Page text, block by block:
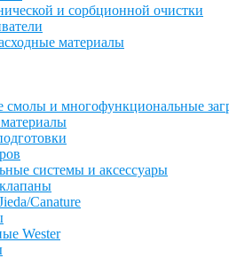
и сорбционной очистки
материалы
и многофункциональные
системы и аксессуары
Canature
Wester